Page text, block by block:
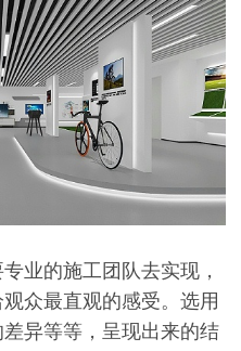
业的施工团队去实现，
众最直观的感受。选用
异等等，呈现出来的结